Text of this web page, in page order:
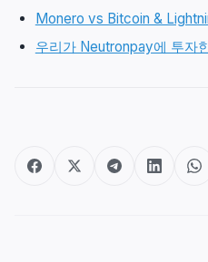
Monero vs Bitcoin &
우리가 Neutronpay에 투자